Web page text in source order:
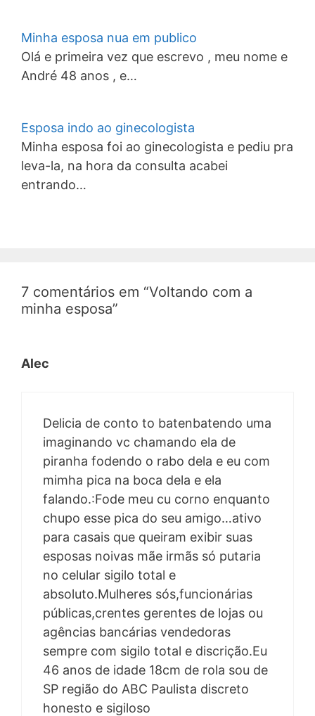
Minha esposa nua em publico
Olá e primeira vez que escrevo , meu nome e
André 48 anos , e…
Esposa indo ao ginecologista
Minha esposa foi ao ginecologista e pediu pra
leva-la, na hora da consulta acabei
entrando…
7 comentários em “Voltando com a
minha esposa”
Alec
Delicia de conto to batenbatendo uma
imaginando vc chamando ela de
piranha fodendo o rabo dela e eu com
mimha pica na boca dela e ela
falando.:Fode meu cu corno enquanto
chupo esse pica do seu amigo…ativo
para casais que queiram exibir suas
esposas noivas mãe irmãs só putaria
no celular sigilo total e
absoluto.Mulheres sós,funcionárias
públicas,crentes gerentes de lojas ou
agências bancárias vendedoras
sempre com sigilo total e discrição.Eu
46 anos de idade 18cm de rola sou de
SP região do ABC Paulista discreto
honesto e sigiloso